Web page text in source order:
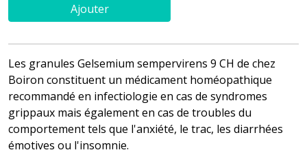
Ajouter
Les granules Gelsemium sempervirens 9 CH de chez
Boiron constituent un médicament homéopathique
recommandé en infectiologie en cas de syndromes
grippaux mais également en cas de troubles du
comportement tels que l'anxiété, le trac, les diarrhées
émotives ou l'insomnie.